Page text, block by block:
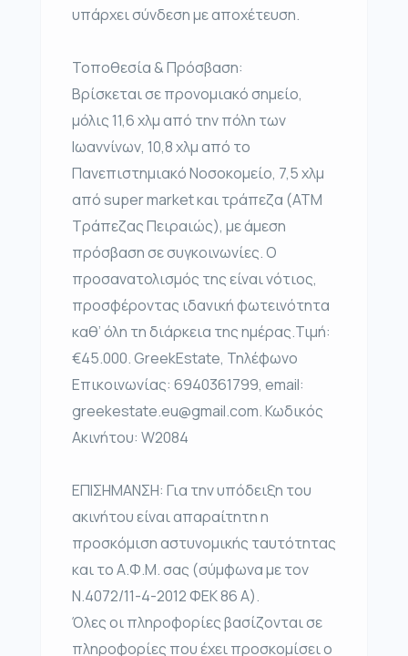
υπάρχει σύνδεση με αποχέτευση.
Τοποθεσία & Πρόσβαση:
Βρίσκεται σε προνομιακό σημείο,
μόλις 11,6 χλμ από την πόλη των
Ιωαννίνων, 10,8 χλμ από το
Πανεπιστημιακό Νοσοκομείο, 7,5 χλμ
από super market και τράπεζα (ATM
Τράπεζας Πειραιώς), με άμεση
πρόσβαση σε συγκοινωνίες. Ο
προσανατολισμός της είναι νότιος,
προσφέροντας ιδανική φωτεινότητα
καθ’ όλη τη διάρκεια της ημέρας.Τιμή:
€45.000. GreekEstate, Τηλέφωνο
Επικοινωνίας: 6940361799, email:
greekestate.eu@gmail.com. Κωδικός
Ακινήτου: W2084
ΕΠΙΣΗΜΑΝΣΗ: Για την υπόδειξη του
ακινήτου είναι απαραίτητη η
προσκόμιση αστυνομικής ταυτότητας
και το Α.Φ.Μ. σας (σύμφωνα με τον
Ν.4072/11-4-2012 ΦΕΚ 86 Α).
Όλες οι πληροφορίες βασίζονται σε
πληροφορίες που έχει προσκομίσει ο